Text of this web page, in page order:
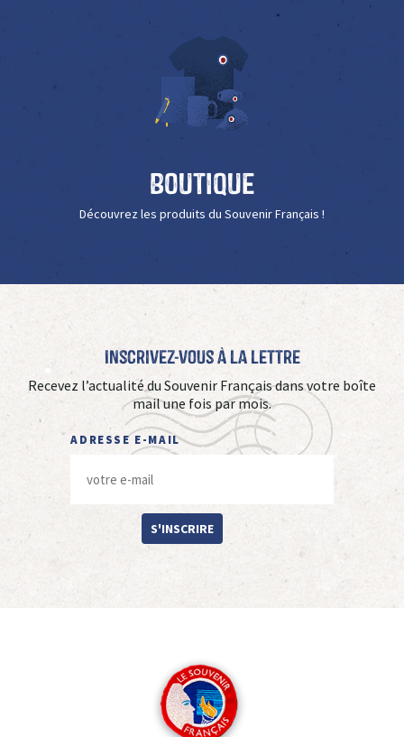
Boutique
Découvrez les produits du Souvenir Français !
Inscrivez-vous à La Lettre
Recevez l’actualité du Souvenir Français dans votre boîte
mail une fois par mois.
ADRESSE E-MAIL
S'INSCRIRE